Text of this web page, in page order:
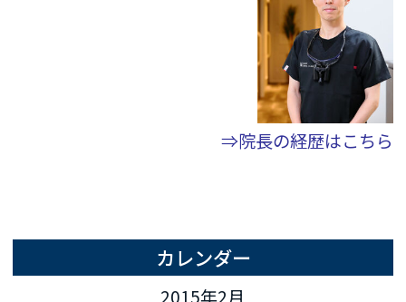
⇒院長の経歴はこちら
カレンダー
2015年2月